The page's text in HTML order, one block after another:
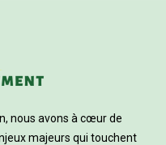
nous avons à cœur de
majeurs qui touchent